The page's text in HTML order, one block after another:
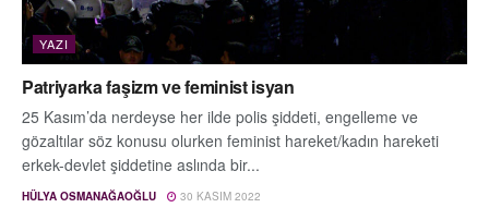
YAZI
Patriyarka faşizm ve feminist isyan
25 Kasım’da nerdeyse her ilde polis şiddeti, engelleme ve
gözaltılar söz konusu olurken feminist hareket/kadın hareketi
erkek-devlet şiddetine aslında bir...
HÜLYA OSMANAĞAOĞLU 30 KASIM 2022